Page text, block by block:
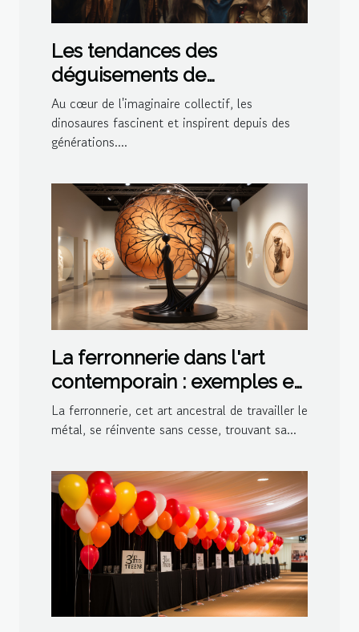
Les tendances des
déguisements de
dinosaures pour les fêtes à
thème en 2023
Au cœur de l'imaginaire collectif, les
dinosaures fascinent et inspirent depuis des
générations....
La ferronnerie dans l'art
contemporain : exemples et
inspirations
La ferronnerie, cet art ancestral de travailler le
métal, se réinvente sans cesse, trouvant sa...